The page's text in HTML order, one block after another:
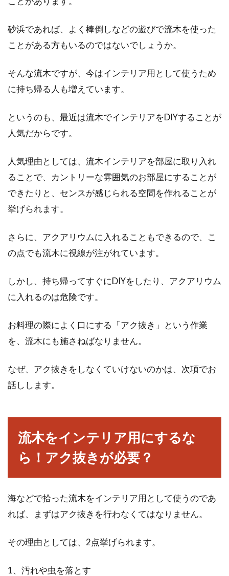
窓の防音シートは室外の騒音を防
ぐ！ニトリの防音商品も必見
防ぐこともポイントの一つです。それには、窓
の防...
て自分の理想の家造り
人は一生の間に3回家を建てると、自分の理想
どおりの家が建てられるそうです。しかし、家
窓掃除には水切りワイパーが有効！
窓掃除に必要な道具はたくさんありますよね。
納戸に窓を設置する住宅が急増
は、納戸...
原因？自分で交換出来る？
劣化が気になりませんか？結露などでゴムパッ
キンにカ...
砂浜であれば、よく棒倒しなどの遊びで流木を使った
ことがある方もいるのではないでしょうか。
そんな流木ですが、今はインテリア用として使うため
に持ち帰る人も増えています。
というのも、最近は流木でインテリアをDIYすることが
人気だからです。
人気理由としては、流木インテリアを部屋に取り入れ
ることで、カントリーな雰囲気のお部屋にすることが
できたりと、センスが感じられる空間を作れることが
挙げられます。
さらに、アクアリウムに入れることもできるので、こ
の点でも流木に視線が注がれています。
しかし、持ち帰ってすぐにDIYをしたり、アクアリウム
に入れるのは危険です。
お料理の際によく口にする「アク抜き」という作業
を、流木にも施さねばなりません。
なぜ、アク抜きをしなくていけないのかは、次項でお
話しします。
流木をインテリア用にするな
ら！アク抜きが必要？
海などで拾った流木をインテリア用として使うのであ
れば、まずはアク抜きを行わなくてはなりません。
その理由としては、2点挙げられます。
1、汚れや虫を落とす